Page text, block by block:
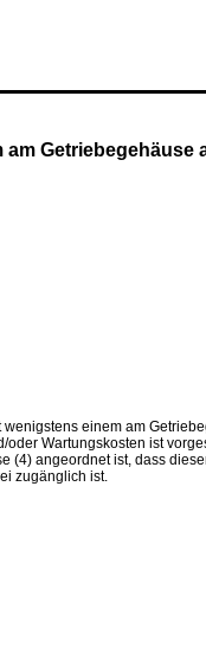
Getriebegehäuse
einem am
Wartungskosten ist
(4) angeordnet ist, dass
zugänglich ist.